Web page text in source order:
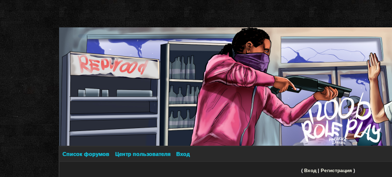
Список форумов Центр пользователя Вход
( Вход | Регистрация )